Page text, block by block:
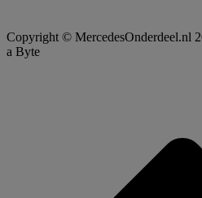
Copyright © MercedesOnderdeel.nl
a Byte